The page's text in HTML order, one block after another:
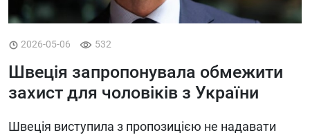
Людина
Про нас
2026-05-06 532
Швеція запропонувала обмежити
захист для чоловіків з України
Швеція виступила з пропозицією не надавати